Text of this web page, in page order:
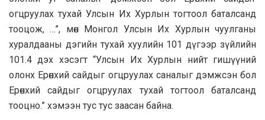
огцруулах тухай Улсын Их Хурлын тогтоол баталсанд
тооцож, …”, мөн Монгол Улсын Их Хурлын чуулганы
хуралдааны дэгийн тухай хуулийн 101 дүгээр зүйлийн
101.4 дэх хэсэгт “Улсын Их Хурлын нийт гишүүний
олонх Ерөнхий сайдыг огцруулах саналыг дэмжсэн бол
Ерөнхий сайдыг огцруулах тухай тогтоол баталсанд
тооцно.” хэмээн тус тус заасан байна.